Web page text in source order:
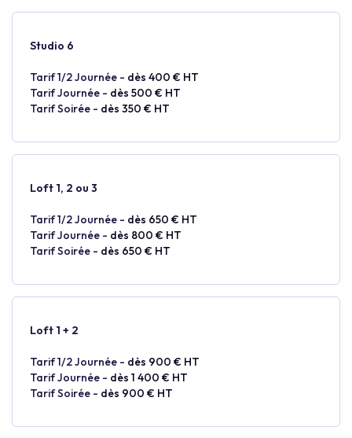
Studio 6
Tarif 1/2 Journée - dès 400 € HT
Tarif Journée - dès 500 € HT
Tarif Soirée - dès 350 € HT
Loft 1, 2 ou 3
Tarif 1/2 Journée - dès 650 € HT
Tarif Journée - dès 800 € HT
Tarif Soirée - dès 650 € HT
Loft 1 + 2
Tarif 1/2 Journée - dès 900 € HT
Tarif Journée - dès 1 400 € HT
Tarif Soirée - dès 900 € HT